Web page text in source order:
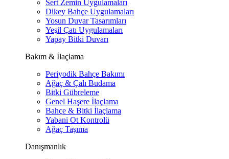
Sert Zemin Uygulamaları
Dikey Bahçe Uygulamaları
Yosun Duvar Tasarımları
Yeşil Çatı Uygulamaları
Yapay Bitki Duvarı
Bakım & İlaçlama
Periyodik Bahçe Bakımı
Ağaç & Çalı Budama
Bitki Gübreleme
Genel Haşere İlaçlama
Bahçe & Bitki İlaçlama
Yabani Ot Kontrolü
Ağaç Taşıma
Danışmanlık